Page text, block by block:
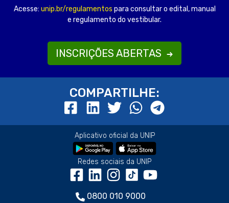
Acesse: unip.br/regulamentos para consultar o edital, manual
e regulamento do vestibular.
INSCRIÇÕES ABERTAS
COMPARTILHE:
Aplicativo oficial da UNIP
Redes sociais da UNIP
0800 010 9000